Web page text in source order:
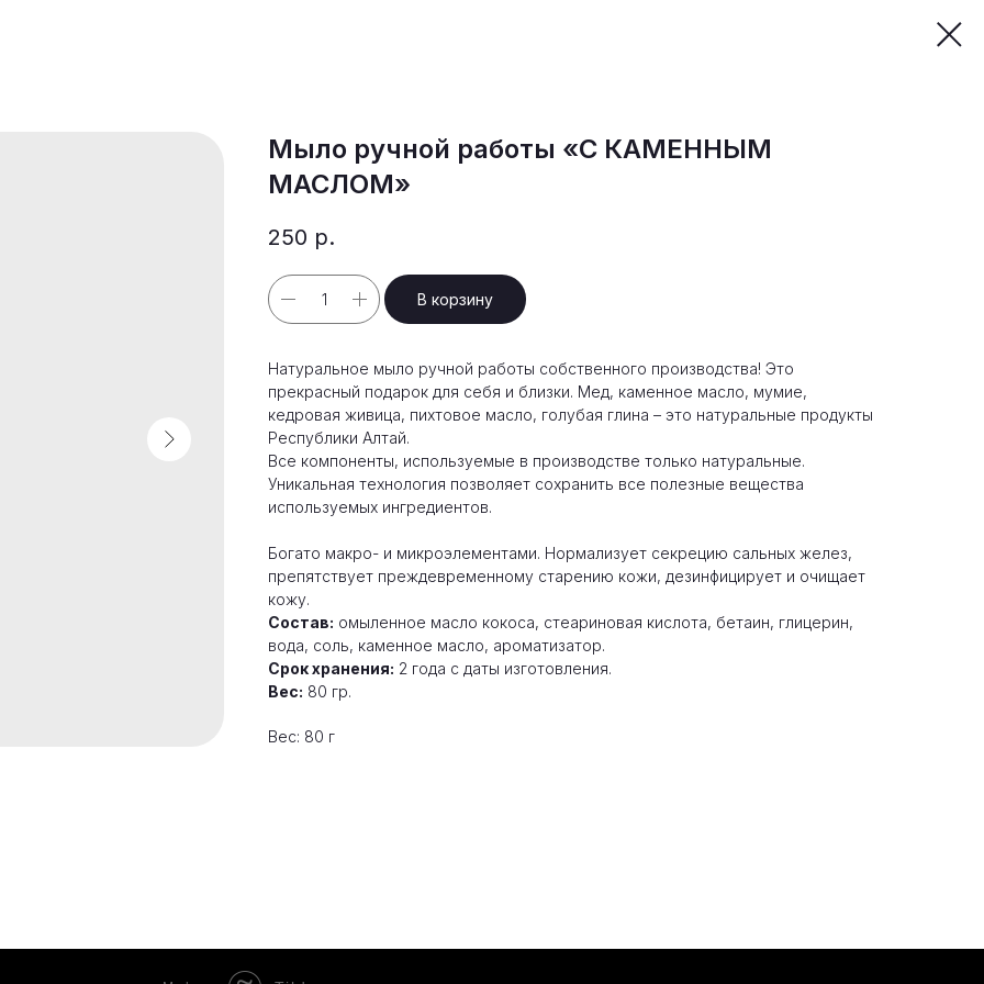
Мыло ручной работы «С КАМЕННЫМ
МАСЛОМ»
250 р.
В корзину
Натуральное мыло ручной работы собственного производства! Это
прекрасный подарок для себя и близки. Мед, каменное масло, мумие,
кедровая живица, пихтовое масло, голубая глина – это натуральные продукты
Республики Алтай.
Все компоненты, используемые в производстве только натуральные.
Уникальная технология позволяет сохранить все полезные вещества
используемых ингредиентов.
Богато макро- и микроэлементами. Нормализует секрецию сальных желез,
препятствует преждевременному старению кожи, дезинфицирует и очищает
кожу.
Состав: омыленное масло кокоса, стеариновая кислота, бетаин, глицерин,
вода, соль, каменное масло, ароматизатор.
Срок хранения: 2 года с даты изготовления.
Вес: 80 гр.
Вес: 80 г